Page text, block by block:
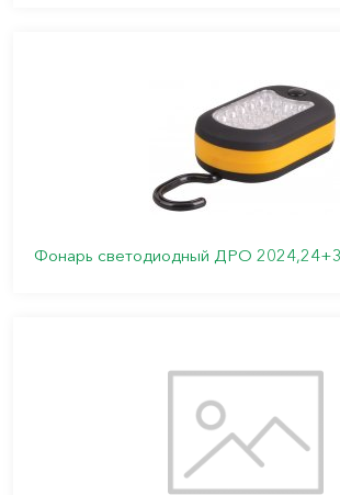
Фонарь светодиодный ДРО